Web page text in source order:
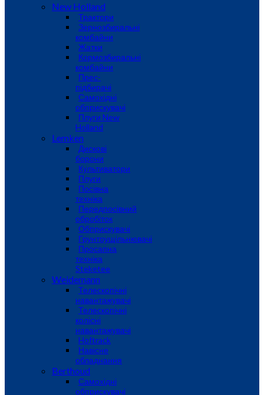
New Holland
Трактори
Зернозбиральні
комбайни
Жатки
Кормозбиральні
комбайни
Прес-
підбирачі
Самохідні
обприскувачі
Плуги New
Holland
Lemken
Дискові
борони
Культиватори
Плуги
Посівна
техніка
Передпосівний
обробіток
Обприскувачі
Грунтоущільнювачі
Просапна
техніка
Steketee
Weidemann
Телескопічні
навантажувачі
Телескопічні
колісні
навантажувачі
Hoftrack
Навісне
обладнання
Berthoud
Самохідні
обприскувачі